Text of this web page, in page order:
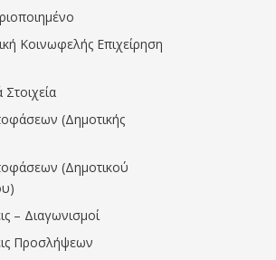
Κοινωφελής Επιχείρηση
(Δημοτικής
(Δημοτικού
– Διαγωνισμοί
Προσλήψεων